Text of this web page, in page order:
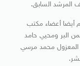
المرشد السابق.
أيضا أعضاء مكتب
البر ومحيي حامد
المعزول محمد مرسي